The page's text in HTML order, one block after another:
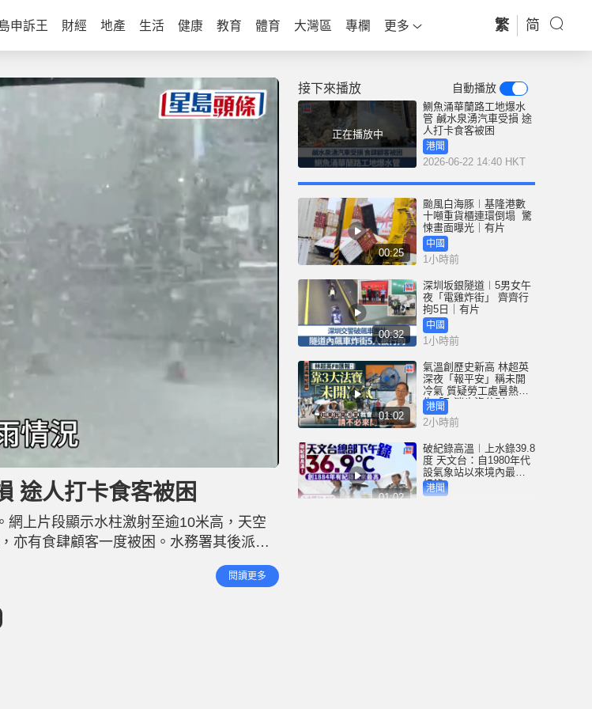
申訴王 財經 地產 生活 健康 教育 體育 大灣區 專欄 更多 繁 简
途人打卡食客被困
上片段顯示水柱激射至逾10米高，天空
亦有食肆顧客一度被困。水務署其後派員
料午夜前恢復 水務署表示，經了解後確
坊一帶。水務署網頁顯示，受影響範圍包
閱讀更多
接下來播放 自動播放
正在播放中
鰂魚涌華蘭路工地爆水
管 鹹水泉湧汽車受損 途
人打卡食客被困
港聞
2026-06-22 14:40 HKT
00:25
颱風白海豚︱基隆港數
十噸重貨櫃連環倒塌 驚
悚畫面曝光｜有片
中國
1小時前
00:32
深圳坂銀隧道︱5男女午
夜「電雞炸街」 齊齊行
拘5日｜有片
中國
1小時前
01:02
氣溫創歷史新高 林超英
深夜「報平安」稱未開
冷氣 質疑勞工處暑熱警
告「取消也沒分別」
港聞
2小時前
01:02
破紀錄高溫︱上水錄39.8
度 天文台：自1980年代
設氣象站以來境內最高
紀錄
港聞